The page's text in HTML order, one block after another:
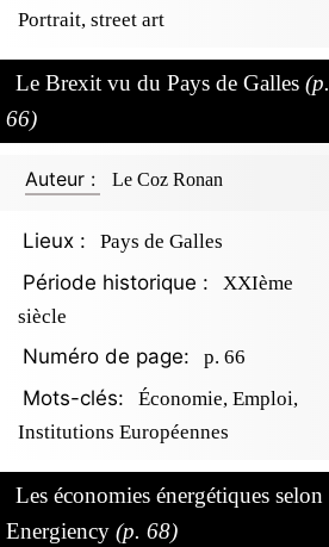
Portrait, street art
Le Brexit vu du Pays de Galles (p.
66)
Auteur : Le Coz Ronan
Lieux : Pays de Galles
Période historique :
XXIème
siècle
Numéro de page: p. 66
Mots-clés:
Économie, Emploi,
Institutions Européennes
Les économies énergétiques selon
Energiency (p. 68)